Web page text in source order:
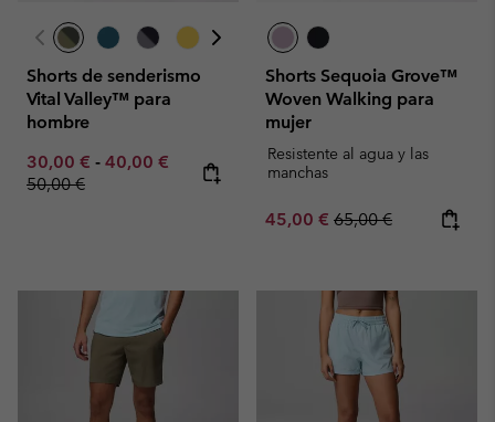
Shorts de senderismo
Vital Valley™ para
hombre
Minimum sale price:
30,00 € - Maximum sale price:
40,00 € Regular price:
50,00 €
Shorts Sequoia Grove™
Woven Walking para
mujer
Resistente al agua y las
manchas
Sale price:
45,00 € Regular price:
65,00 €